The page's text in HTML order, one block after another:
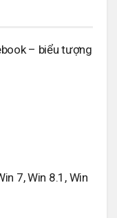
– biểu tượng
7, Win 8.1, Win